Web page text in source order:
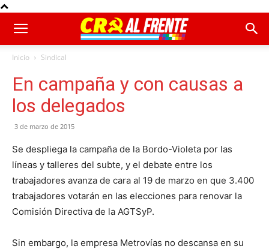
Inicio Sindical
En campaña y con causas a
los delegados
3 de marzo de 2015
Se despliega la campaña de la Bordo-Violeta por las
líneas y talleres del subte, y el debate entre los
trabajadores avanza de cara al 19 de marzo en que 3.400
trabajadores votarán en las elecciones para renovar la
Comisión Directiva de la AGTSyP.
Sin embargo, la empresa Metrovías no descansa en su